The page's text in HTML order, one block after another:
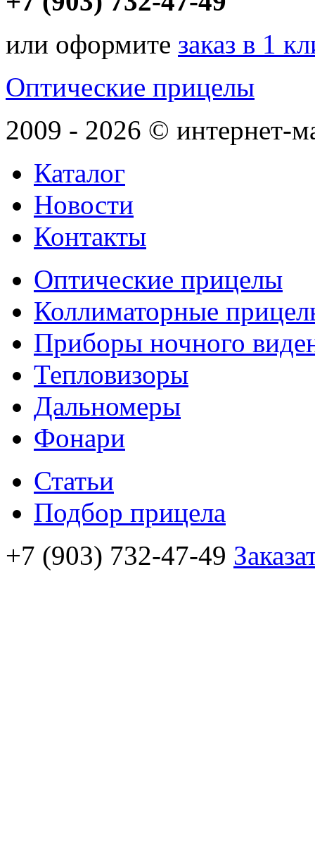
или оформите заказ в 1
Оптические прицелы
2009 - 2026 © интернет-
Каталог
Новости
Контакты
Оптические прицелы
Коллиматорные
Приборы ночного
Тепловизоры
Дальномеры
Фонари
Статьи
Подбор прицела
+7 (903) 732-47-49